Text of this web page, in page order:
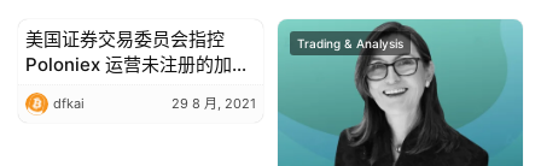
Trading & Analysis
美国证券交易委员会指控
Poloniex 运营未注册的加密
货币交易所
dfkai 29 8 月, 2021
Trading & Analysis